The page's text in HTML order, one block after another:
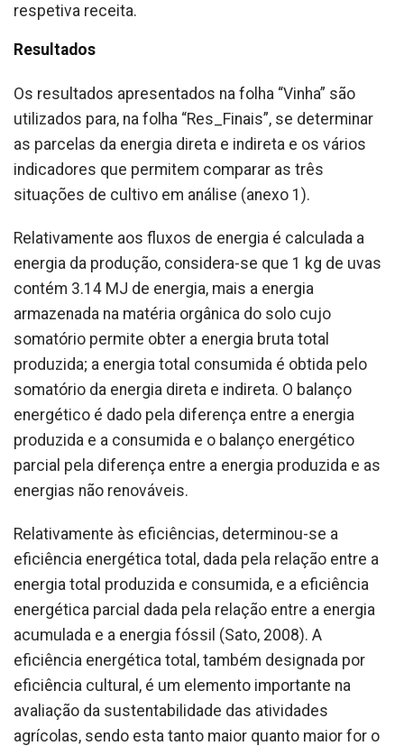
respetiva receita.
Resultados
Os resultados apresentados na folha “Vinha” são
utilizados para, na folha “Res_Finais”, se determinar
as parcelas da energia direta e indireta e os vários
indicadores que permitem comparar as três
situações de cultivo em análise (anexo 1).
Relativamente aos fluxos de energia é calculada a
energia da produção, considera-se que 1 kg de uvas
contém 3.14 MJ de energia, mais a energia
armazenada na matéria orgânica do solo cujo
somatório permite obter a energia bruta total
produzida; a energia total consumida é obtida pelo
somatório da energia direta e indireta. O balanço
energético é dado pela diferença entre a energia
produzida e a consumida e o balanço energético
parcial pela diferença entre a energia produzida e as
energias não renováveis.
Relativamente às eficiências, determinou-se a
eficiência energética total, dada pela relação entre a
energia total produzida e consumida, e a eficiência
energética parcial dada pela relação entre a energia
acumulada e a energia fóssil (Sato, 2008). A
eficiência energética total, também designada por
eficiência cultural, é um elemento importante na
avaliação da sustentabilidade das atividades
agrícolas, sendo esta tanto maior quanto maior for o